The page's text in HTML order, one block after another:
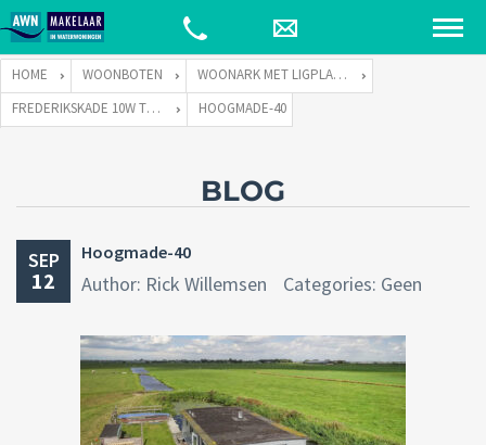
HOME WOONBOTEN
WOONARK MET LIGPLAATS
FREDERIKSKADE 10W TE HOOGMADE
HOOGMADE-40
BLOG
SEP
12
Hoogmade-40
Author: Rick Willemsen Categories: Geen